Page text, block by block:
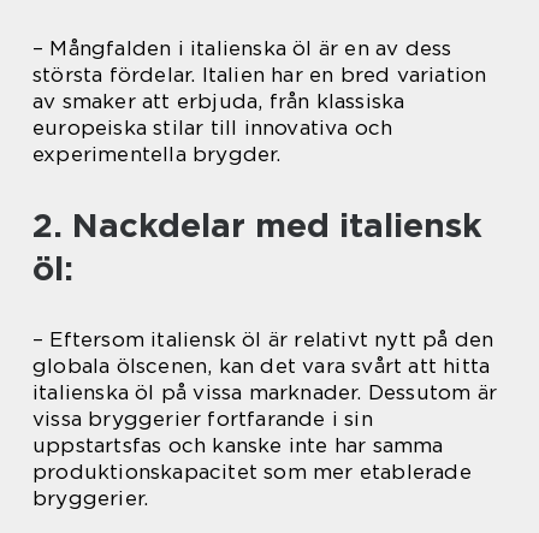
– Mångfalden i italienska öl är en av dess
största fördelar. Italien har en bred variation
av smaker att erbjuda, från klassiska
europeiska stilar till innovativa och
experimentella brygder.
2. Nackdelar med italiensk
öl:
– Eftersom italiensk öl är relativt nytt på den
globala ölscenen, kan det vara svårt att hitta
italienska öl på vissa marknader. Dessutom är
vissa bryggerier fortfarande i sin
uppstartsfas och kanske inte har samma
produktionskapacitet som mer etablerade
bryggerier.